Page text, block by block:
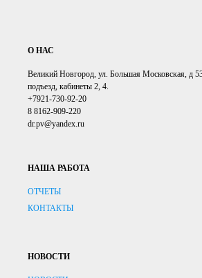
О НАС
Великий Новгород, ул. Большая Московская, д
подъезд, кабинеты 2, 4.
+7921-730-92-20
8 8162-909-220
dr.pv@yandex.ru
НАША РАБОТА
ОТЧЕТЫ
КОНТАКТЫ
НОВОСТИ